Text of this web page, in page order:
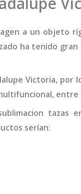
a un objeto
ha tenido
Victoria, por
tazas
serían: